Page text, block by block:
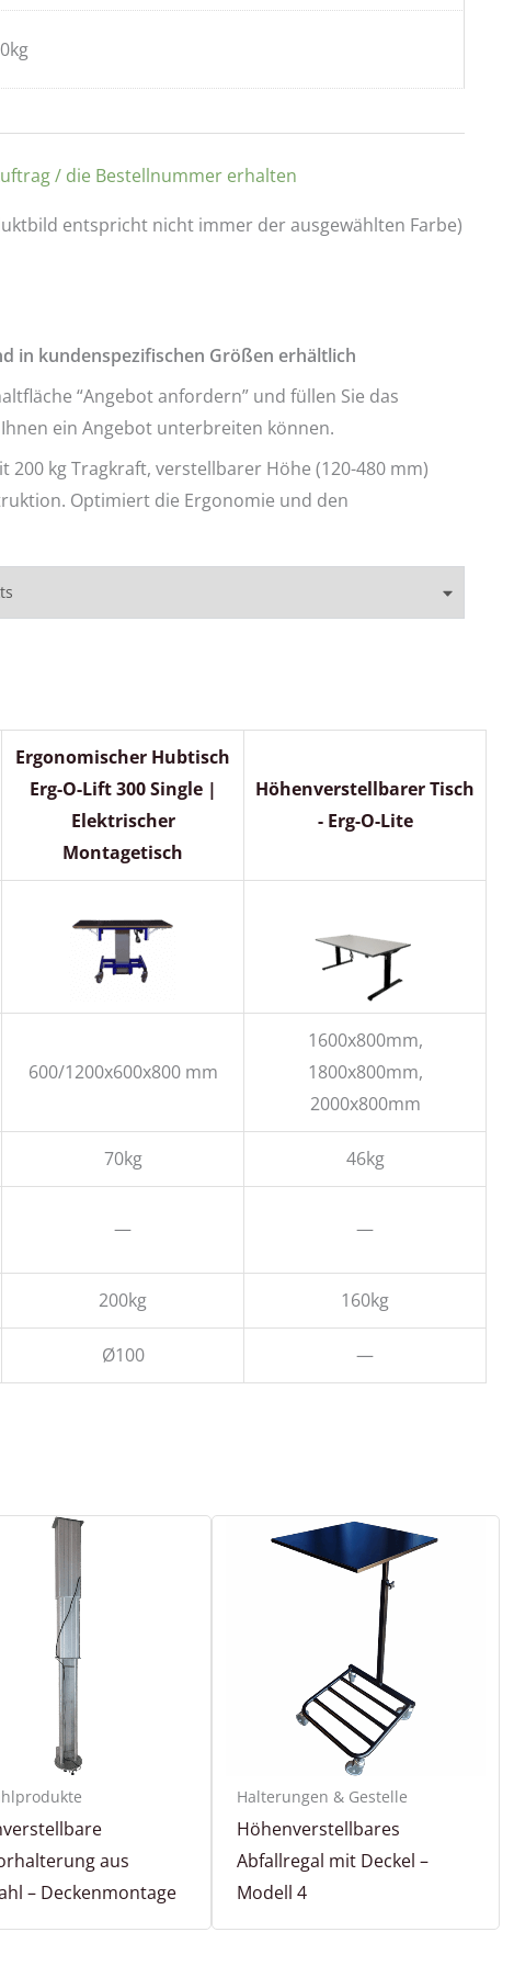
/ die Bestellnummer erhalten
entspricht nicht immer der ausgewählten Farbe)
in kundenspezifischen Größen erhältlich
“Angebot anfordern” und füllen Sie das
ein Angebot unterbreiten können.
200 kg Tragkraft, verstellbarer Höhe (120-480 mm)
Optimiert die Ergonomie und den
Ergonomischer Hubtisch
Erg-O-Lift 300 Single |
Elektrischer
Montagetisch
Höhenverstellbarer Tisch
- Erg-O-Lite
600/1200x600x800 mm
1600x800mm,
1800x800mm,
2000x800mm
70kg 46kg
— —
200kg 160kg
Ø100 —
aus
– Deckenmontage
Halterungen & Gestelle
Höhenverstellbares
Abfallregal mit Deckel –
Modell 4